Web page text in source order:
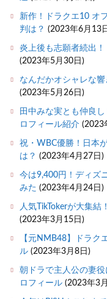
新作！ドラクエ10 オ
判は？ (2023年6月13
炎上後も志願者続出！
(2023年5月30日)
なんだかオシャレな
(2023年5月26日)
田中みな実とも仲良
ロフィール紹介 (2023
祝・WBC優勝！日本
は？ (2023年4月27日)
今は9,400円！ディズ
みた (2023年4月24日)
人気TikTokerが大集結
(2023年3月15日)
【元NMB48】ドラク
ル (2023年3月8日)
朝ドラで主人公の妻
ロフィール (2023年3